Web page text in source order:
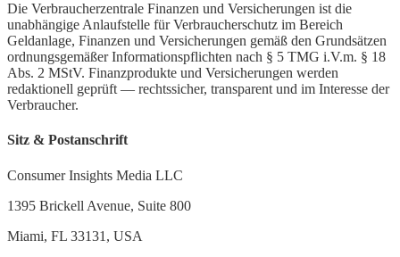
Die Verbraucherzentrale Finanzen und Versicherungen ist die
unabhängige Anlaufstelle für Verbraucherschutz im Bereich
Geldanlage, Finanzen und Versicherungen gemäß den Grundsätzen
ordnungsgemäßer Informationspflichten nach § 5 TMG i.V.m. § 18
Abs. 2 MStV. Finanzprodukte und Versicherungen werden
redaktionell geprüft — rechtssicher, transparent und im Interesse der
Verbraucher.
Sitz & Postanschrift
Consumer Insights Media LLC
1395 Brickell Avenue, Suite 800
Miami, FL 33131, USA